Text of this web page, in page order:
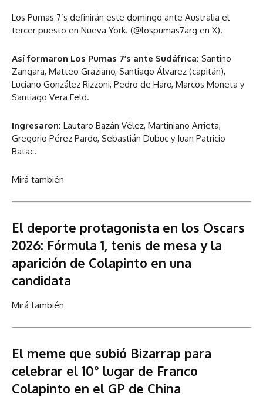
Los Pumas 7’s definirán este domingo ante Australia el
tercer puesto en Nueva York. (@lospumas7arg en X).
Así formaron Los Pumas 7’s ante Sudáfrica: Santino
Zangara, Matteo Graziano, Santiago Álvarez (capitán),
Luciano González Rizzoni, Pedro de Haro, Marcos Moneta y
Santiago Vera Feld.
Ingresaron: Lautaro Bazán Vélez, Martiniano Arrieta,
Gregorio Pérez Pardo, Sebastián Dubuc y Juan Patricio
Batac.
Mirá también
El deporte protagonista en los Oscars
2026: Fórmula 1, tenis de mesa y la
aparición de Colapinto en una
candidata
Mirá también
El meme que subió Bizarrap para
celebrar el 10° lugar de Franco
Colapinto en el GP de China